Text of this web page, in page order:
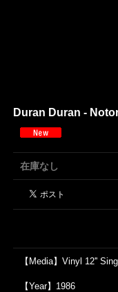
Duran Duran -
在庫なし
【Media】Vinyl 12''
【Year】1986